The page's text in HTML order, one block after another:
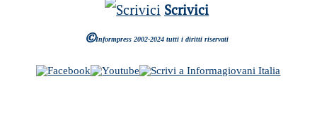
Scrivici
©Informpress 2002-2024 tutti i diritti riservati